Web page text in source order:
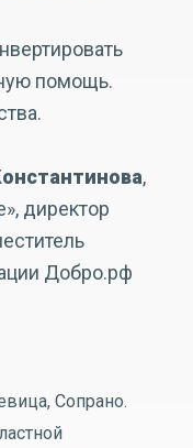
помощь.
,
директор
Добро.рф
Сопрано.